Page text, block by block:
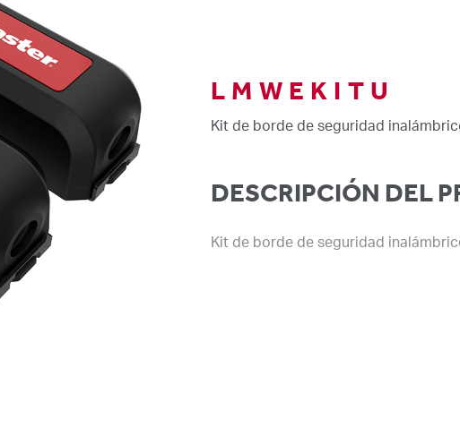
LMWEKITU
Kit de borde de seguridad
DESCRIPCIÓN DEL
Kit de borde de seguridad